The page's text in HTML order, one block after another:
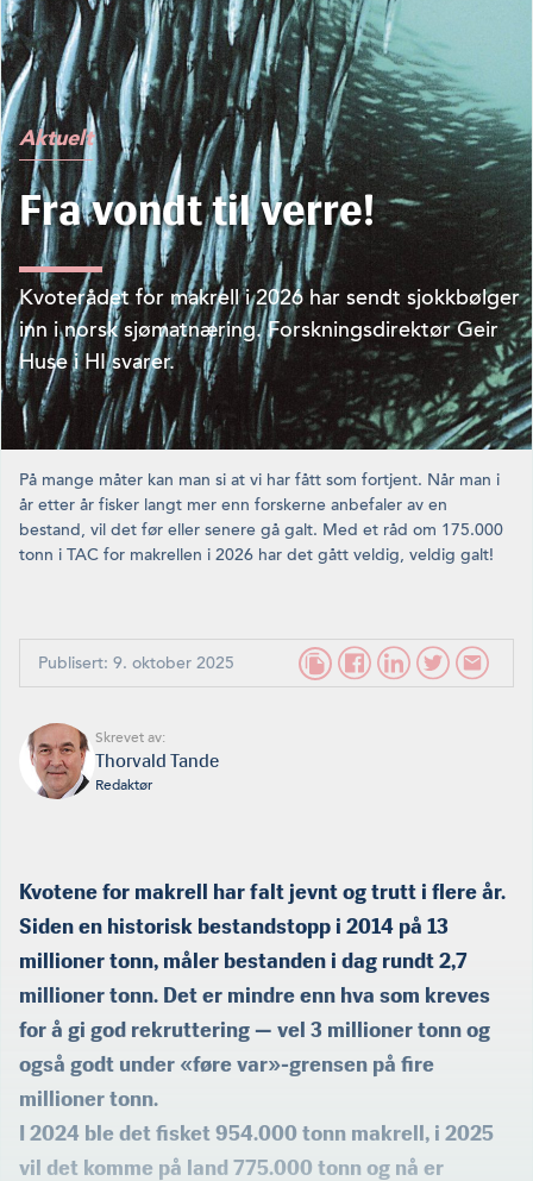
Aktuelt
Fra vondt til verre!
Kvoterådet for makrell i 2026 har sendt sjokkbølger
inn i norsk sjømatnæring. Forskningsdirektør Geir
Huse i HI svarer.
På mange måter kan man si at vi har fått som fortjent. Når man i
år etter år fisker langt mer enn forskerne anbefaler av en
bestand, vil det før eller senere gå galt. Med et råd om 175.000
tonn i TAC for makrellen i 2026 har det gått veldig, veldig galt!
Publisert: 9. oktober 2025
Skrevet av:
Thorvald Tande
Redaktør
Kvotene for makrell har falt jevnt og trutt i flere år.
Siden en historisk bestandstopp i 2014 på 13
millioner tonn, måler bestanden i dag rundt 2,7
millioner tonn. Det er mindre enn hva som kreves
for å gi god rekruttering — vel 3 millioner tonn og
også godt under «føre var»-grensen på fire
millioner tonn.
I 2024 ble det fisket 954.000 tonn makrell, i 2025
vil det komme på land 775.000 tonn og nå er